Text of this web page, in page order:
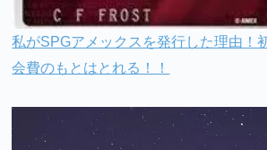
私がSPGアメックスを発行した理由！
会費のもとはとれる！！